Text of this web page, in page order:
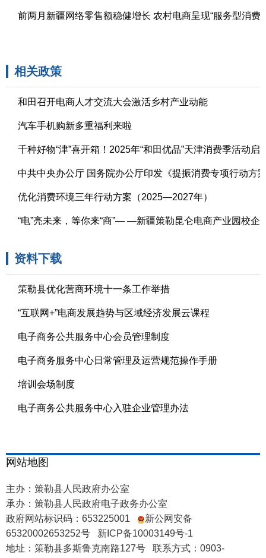
2025-05-23
前两月新疆网络零售额稳健增长 农村电商呈现“服务型消费
相关政策
和田召开电商人才交流大会激活乡村产业动能
2026-07-16
汽车手机购新多重福利来啦
2026-06-23
千种好物“津”喜开箱！2025年“和田优品”天津消费季活动启
2025-09-23
中共中央办公厅 国务院办公厅印发《提振消费专项行动方
2025-03-17
优化消费环境三年行动方案（2025—2027年）
2025-03-05
资料下载
策勒县优化营商环境十一条工作举措
2025-12-16
“互联网+”电商发展趋势与区域经济发展云课程
2025-03-05
电子商务公共服务中心会员管理制度
2024-03-11
电子商务服务中心日常管理及运营规范操作手册
2024-03-04
培训会场制度
2024-01-30
电子商务公共服务中心入驻企业管理办法
网站地图
主办：策勒县人民政府办公室
承办：策勒县人民政府电子政务办公室
政府网站标识码：653225001
新公网安备
65320002653252号
新ICP备10003149号-1
地址：策勒县多斯鲁克南路127号 联系方式：0903-